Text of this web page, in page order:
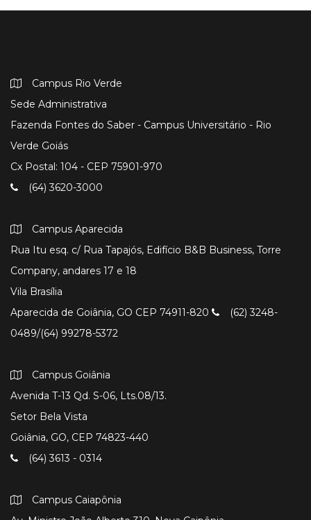
Campus Rio Verde
Sede Administrativa
Fazenda Fontes do Saber - Campus Universitário - Rio
Verde Goiás
Cx Postal: 104 - CEP 75901-970
(64) 3620-3000
Campus Aparecida
Rua Itu esq. c/ Rua Tapajós, Edifício B&B Business, Torre
Company, andares 17 e 18
Vila Brasília
Aparecida de Goiânia, GO CEP 74911-820
(62) 3248-
0489/(64) 99278-5372
Campus Goiânia
Avenida T-13 Qd. S-06, Lts.08/13.
Setor Bela Vista
Goiânia, GO, CEP 74823-440
(64) 3613 - 0314
Campus Caiapônia